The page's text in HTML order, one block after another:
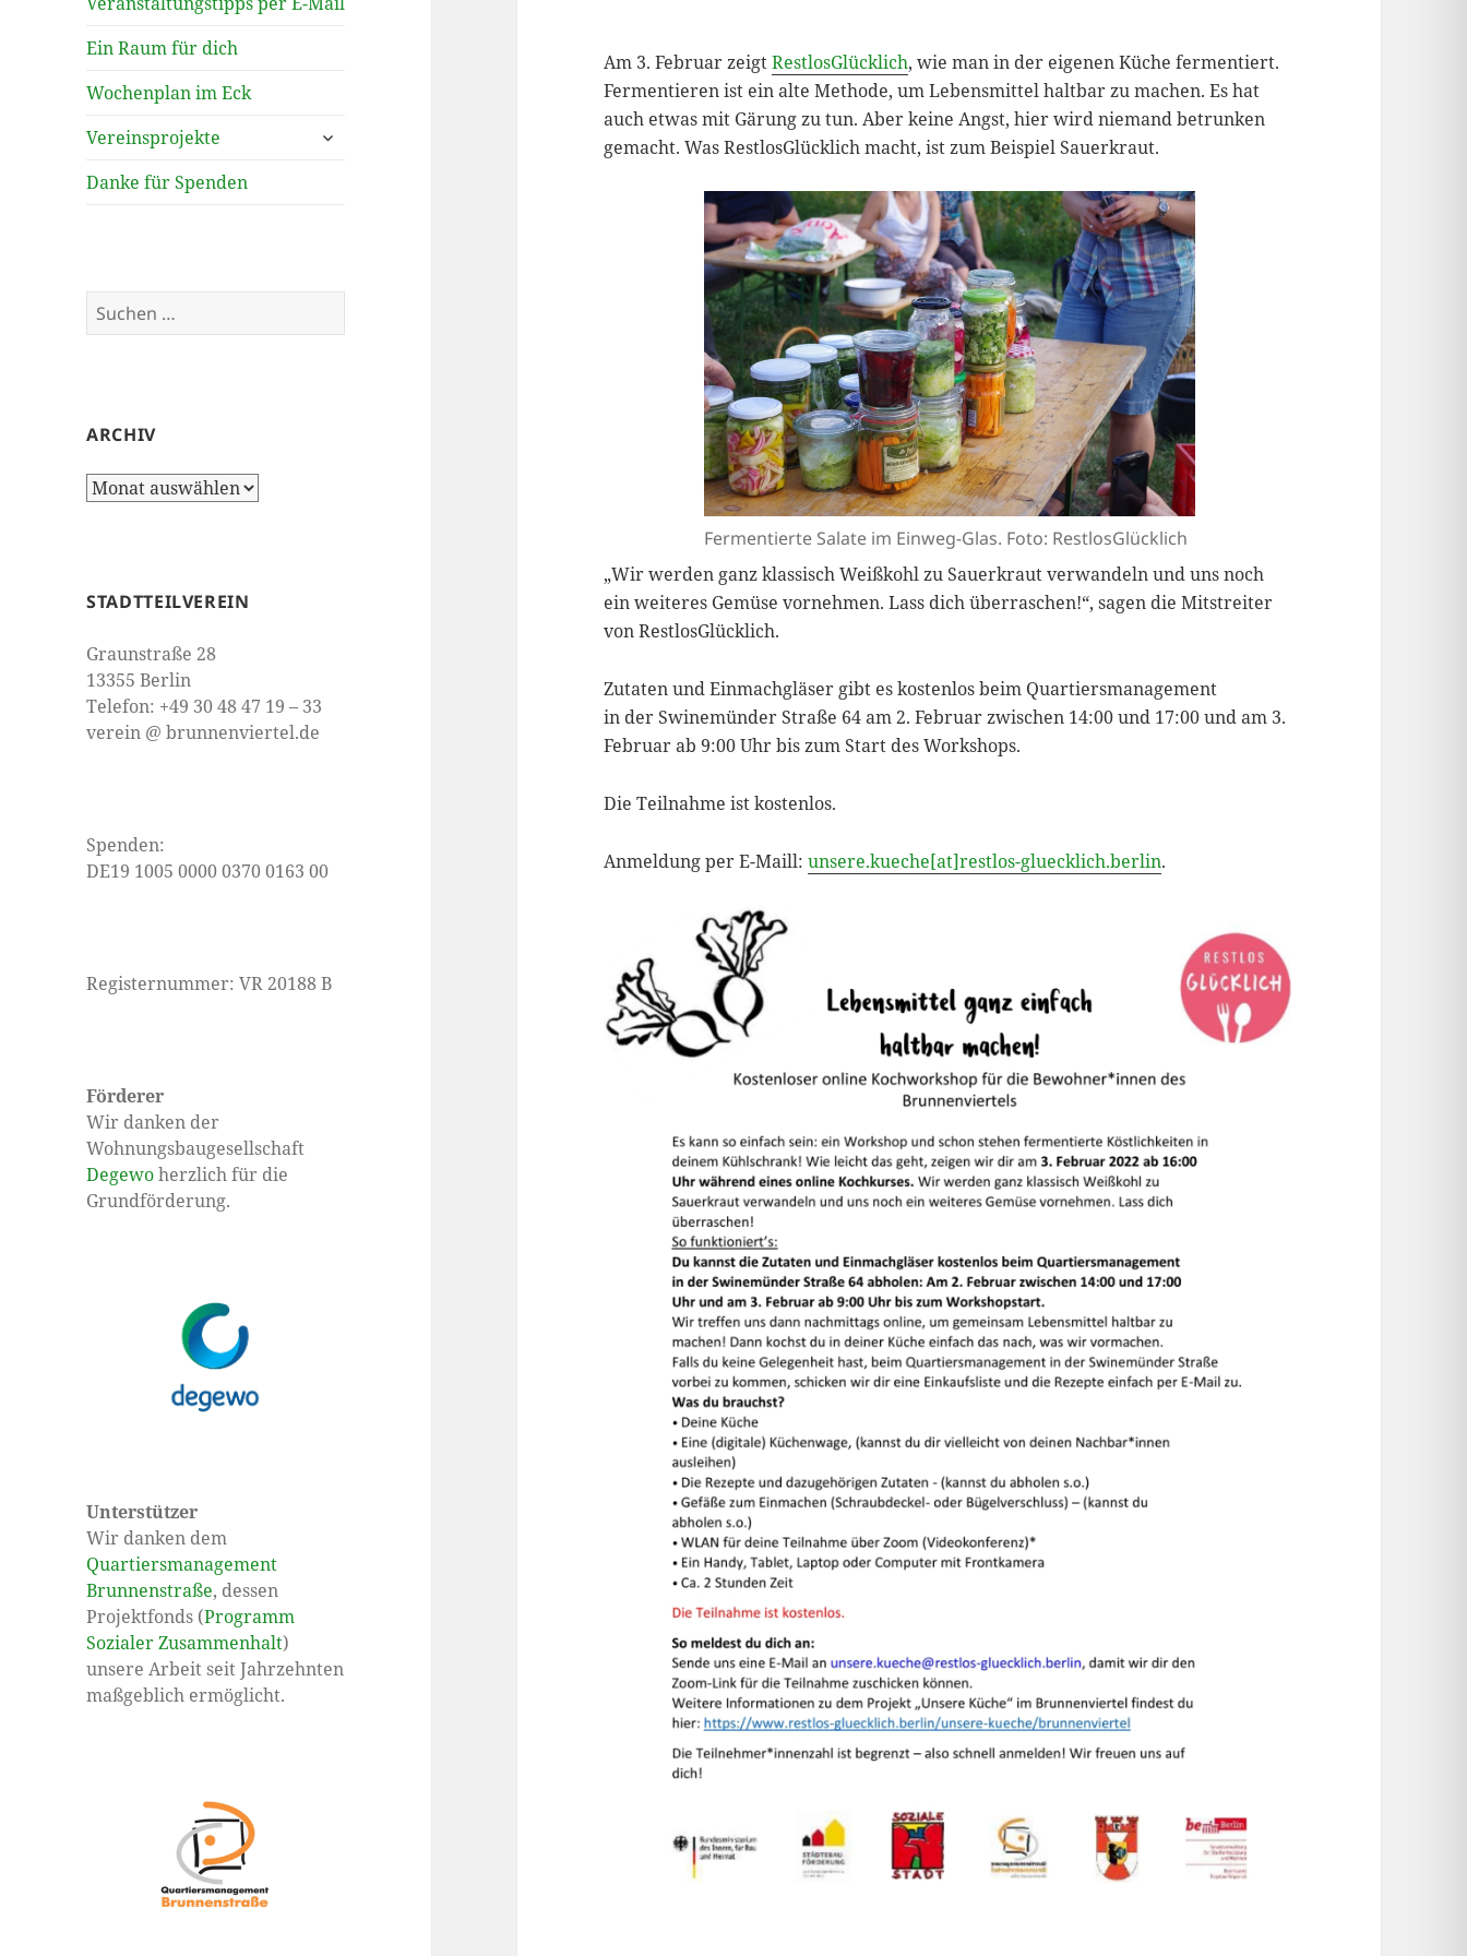
Ein Raum für dich
Wochenplan im Eck
Vereinsprojekte
untermenü
Danke für Spenden
Suchen
nach:
ARCHIV
Archiv
STADTTEILVEREIN
Graunstraße 28
13355 Berlin
Telefon: +49 30 48 47 19 – 33
verein @ brunnenviertel.de
Spenden:
DE19 1005 0000 0370 0163 00
Registernummer: VR 20188 B
Förderer
Wir danken der
Wohnungsbaugesellschaft
Degewoherzlich für die
Grundförderung.
Unterstützer
Wir danken dem
Quartiersmanagement
Brunnenstraße, dessen
Projektfonds (Programm
Sozialer Zusammenhalt)
unsere Arbeit seit Jahrzehnten
maßgeblich ermöglicht.
Am 3. Februar zeigtRestlosGlücklich, wie man in der eigenen Küche fermentiert.
Fermentieren ist ein alte Methode, um Lebensmittel haltbar zu machen. Es hat
auch etwas mit Gärung zu tun. Aber keine Angst, hier wird niemand betrunken
gemacht. Was RestlosGlücklich macht, ist zum Beispiel Sauerkraut.
Fermentierte Salate im Einweg-Glas. Foto: RestlosGlücklich
„Wir werden ganz klassisch Weißkohl zu Sauerkraut verwandeln und uns noch
ein weiteres Gemüse vornehmen. Lass dich überraschen!“, sagen die Mitstreiter
von RestlosGlücklich.
Zutaten und Einmachgläser gibt es kostenlos beim Quartiersmanagement
in der Swinemünder Straße 64 am 2. Februar zwischen 14:00 und 17:00 und am 3.
Februar ab 9:00 Uhr bis zum Start des Workshops.
Die Teilnahme ist kostenlos.
Anmeldung per E-Maill:unsere.kueche[at]restlos-gluecklich.berlin.